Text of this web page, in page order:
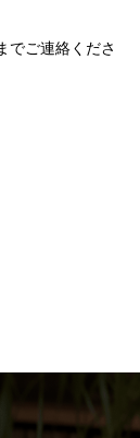
でご連絡くださ